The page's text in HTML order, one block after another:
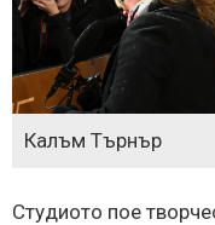
Калъм Търнър
Студиото пое